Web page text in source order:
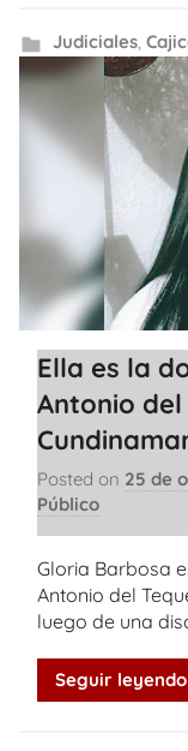
Judiciales,
Ella es la
Antonio del
Posted on 25 de
Público
Gloria Barbosa
Antonio del
luego de una
Seguir leyendo